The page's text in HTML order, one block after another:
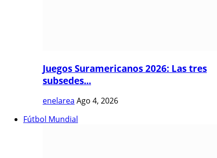
Juegos Suramericanos 2026: Las tres
subsedes...
enelarea Ago 4, 2026
Fútbol Mundial